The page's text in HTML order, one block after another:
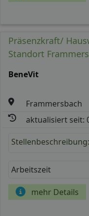
Präsenzkraft/
Standort
BeneVit
Frammersbach
aktualisiert seit:
Stellenbeschreibung:
Arbeitszeit
mehr Details